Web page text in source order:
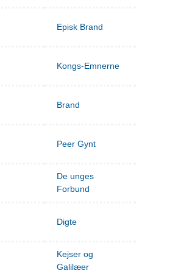
Episk Brand
Kongs-Emnerne
Brand
Peer Gynt
De unges
Forbund
Digte
Kejser og
Galilæer